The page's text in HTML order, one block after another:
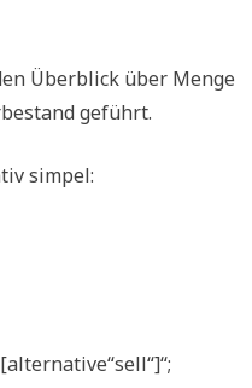
Überblick über Menge
geführt.
simpel: